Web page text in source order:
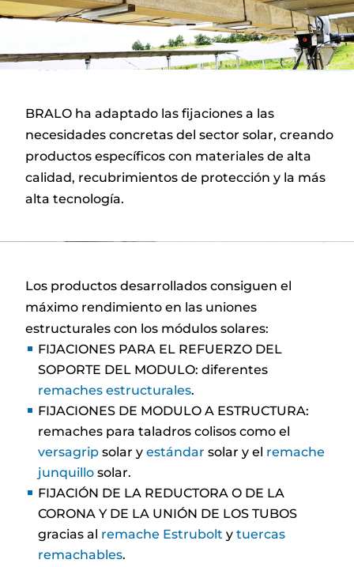
BRALO ha adaptado las fijaciones a las
necesidades concretas del sector solar, creando
productos específicos con materiales de alta
calidad, recubrimientos de protección y la más
alta tecnología.
Los productos desarrollados consiguen el
máximo rendimiento en las uniones
estructurales con los módulos solares:
FIJACIONES PARA EL REFUERZO DEL
SOPORTE DEL MODULO: diferentes
remaches estructurales.
FIJACIONES DE MODULO A ESTRUCTURA:
remaches para taladros colisos como el
versagrip solar y estándar solar y el remache
junquillo solar.
FIJACIÓN DE LA REDUCTORA O DE LA
CORONA Y DE LA UNIÓN DE LOS TUBOS
gracias al remache Estrubolt y tuercas
remachables.